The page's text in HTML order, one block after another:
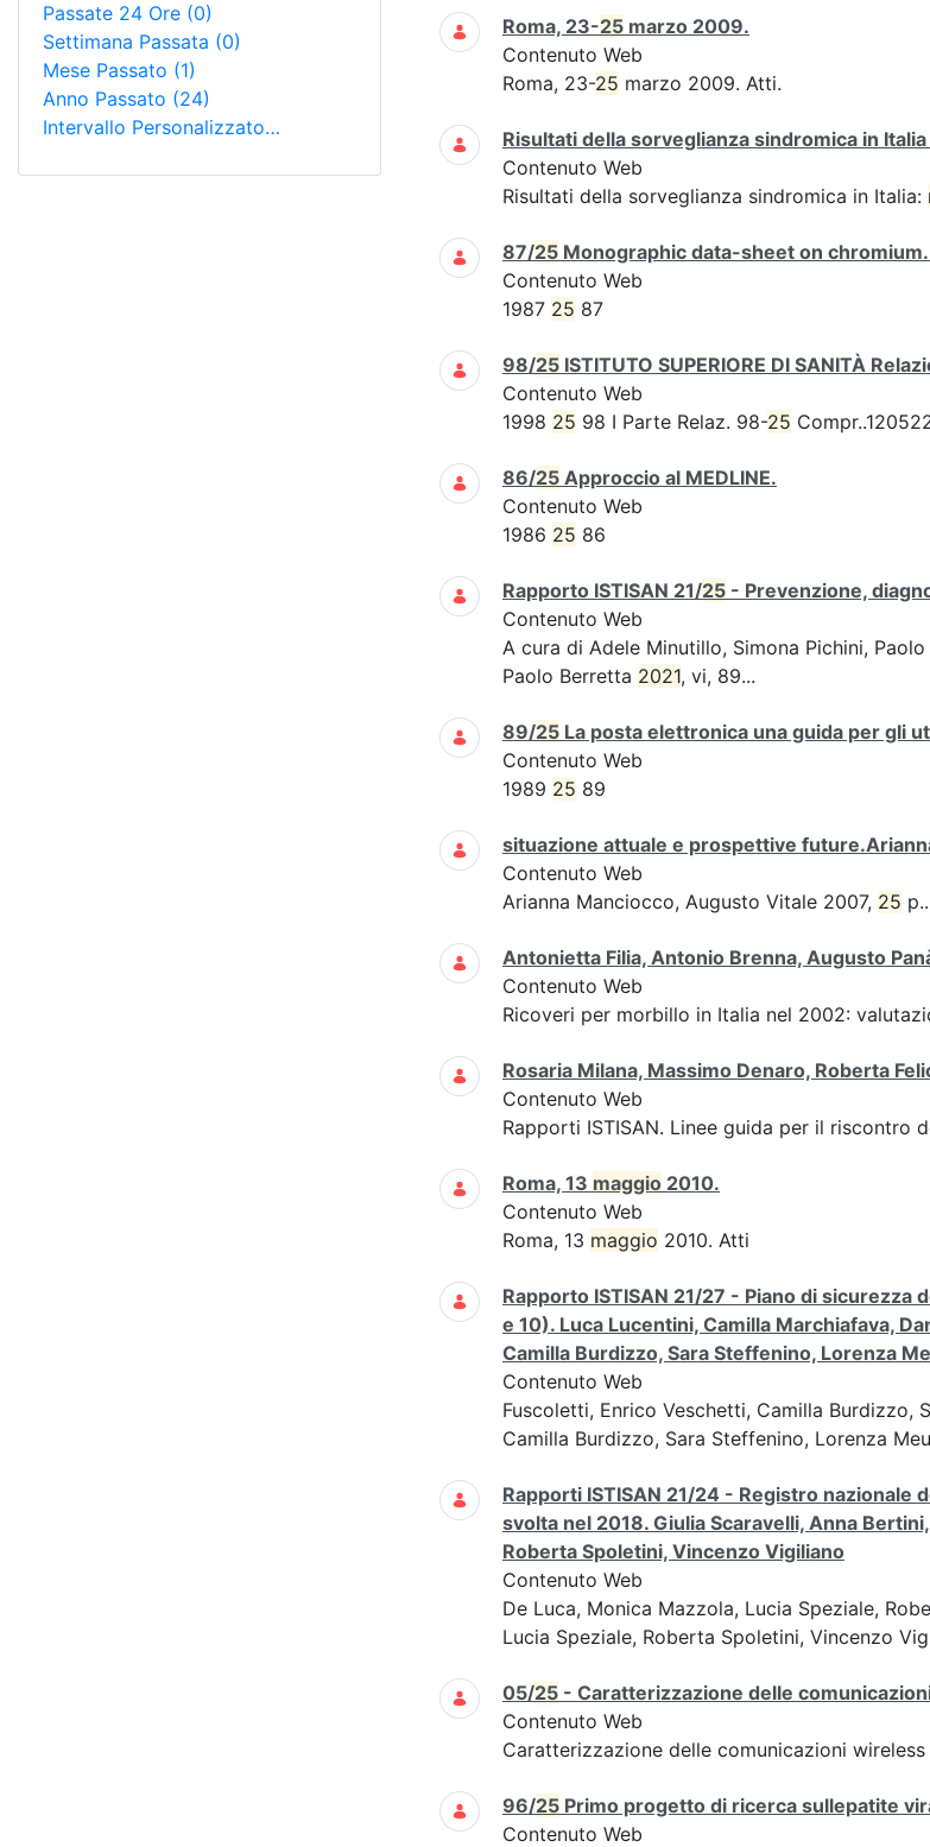
Passate 24 Ore (0)
Settimana Passata (0)
Mese Passato (1)
Anno Passato (24)
Intervallo Personalizzato…
Roma, 23-25 marzo 2009.
Contenuto Web
Roma, 23-25 marzo 2009. Atti.
Risultati della sorveglianza sindromica in Italia
Contenuto Web
Risultati della sorveglianza sindromica in Italia:
87/25 Monographic data-sheet on chromium.
Contenuto Web
1987 25 87
98/25 ISTITUTO SUPERIORE DI SANITÀ
Contenuto Web
1998 25 98 I Parte Relaz. 98-25
86/25 Approccio al MEDLINE.
Contenuto Web
1986 25 86
Rapporto ISTISAN 21/25 - Prevenzione,
Contenuto Web
A cura di Adele Minutillo, Simona Pichini,
Paolo Berretta 2021, vi, 89...
89/25 La posta elettronica una guida per gli
Contenuto Web
1989 25 89
situazione attuale e prospettive
Contenuto Web
Arianna Manciocco, Augusto Vitale 2007, 25
Antonietta Filia, Antonio Brenna, Augusto
Contenuto Web
Ricoveri per morbillo in Italia nel 2002:
Rosaria Milana, Massimo Denaro, Roberta
Contenuto Web
Rapporti ISTISAN. Linee guida per il riscontro
Roma, 13 maggio 2010.
Contenuto Web
Roma, 13 maggio 2010. Atti
Rapporto ISTISAN 21/27 - Piano di sicurezza
e 10). Luca Lucentini, Camilla Marchiafava,
Camilla Burdizzo, Sara Steffenino, Lorenza
Contenuto Web
Fuscoletti, Enrico Veschetti, Camilla Burdizzo,
Camilla Burdizzo, Sara Steffenino, Lorenza
Rapporti ISTISAN 21/24 - Registro nazionale
svolta nel 2018. Giulia Scaravelli, Anna
Roberta Spoletini, Vincenzo Vigiliano
Contenuto Web
De Luca, Monica Mazzola, Lucia Speziale,
Lucia Speziale, Roberta Spoletini, Vincenzo
05/25 - Caratterizzazione delle
Contenuto Web
Caratterizzazione delle comunicazioni
96/25 Primo progetto di ricerca sullepatite
Contenuto Web